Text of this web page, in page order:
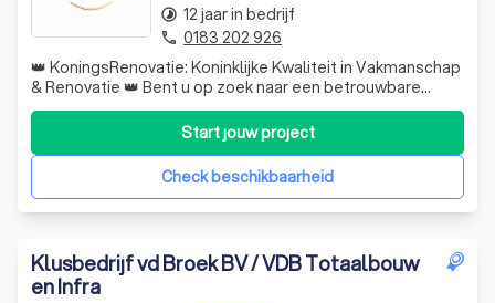
5. Oplevering
Is het project afgerond, dan volgt een laatste controle.
Samen met de aannemer loop je het resultaat na en
bespreek je eventuele opleverpunten. Pas als alles naar wens
is, wordt het project officieel opgeleverd.
👑 KoningsRenovatie: Koninklijke Kwaliteit in Vakmanschap
& Renovatie 👑 Bent u op zoek naar een betrouwbare
partner die uw woning of bedrijfspand transformeert met
oog voor detail? Bij KoningsRenovatie combineren we
jarenlange ervaring met een passie voor perfectie. Met
meer dan 270 succesvolle proj
Check beschikbaarheid
Start jouw project
timelapse 12 jaar in bedrijf
phone 0183 202 926
Klusbedrijf vd Broek BV / VDB Totaalbouw
en Infra